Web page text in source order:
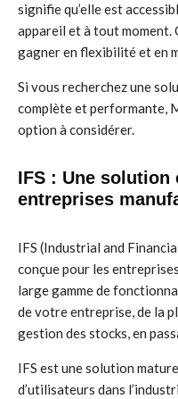
signifie qu’elle est
appareil et à tout moment.
gagner en flexibilité et en
Si vous recherchez une
complète et performante,
option à considérer.
IFS : Une
entreprises
IFS (Industrial and
conçue pour les
large gamme de
de votre entreprise, de la
gestion des stocks, en
IFS est une solution
d’utilisateurs dans